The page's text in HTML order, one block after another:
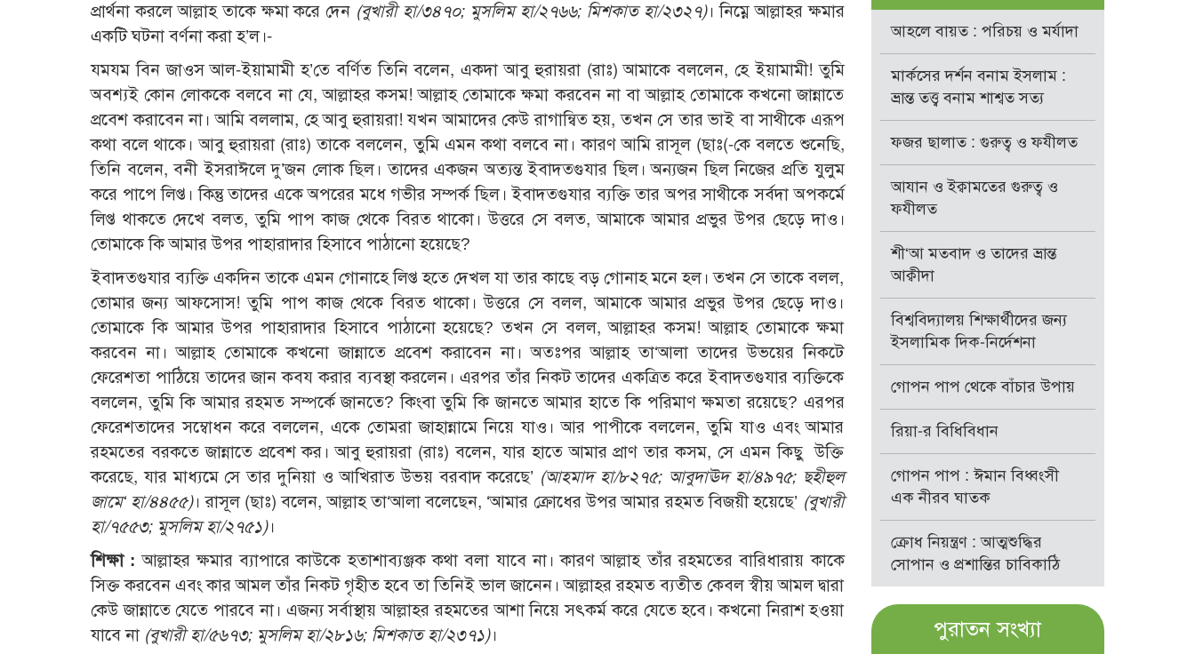
মহিলা অঙ্গন
তারবিয়াত
প্রার্থনা করলে আল্লাহ তাকে ক্ষমা করে দেন (বুখারী হা/৩৪৭০; মুসলিম হা/২৭৬৬; মিশকাত হা/২৩২৭)। নিম্নে আল্লাহর ক্ষমার
একটি ঘটনা বর্ণনা করা হ’ল।-
যমযম বিন জাওস আল-ইয়ামামী হ’তে বর্ণিত তিনি বলেন, একদা আবু হুরায়রা (রাঃ) আমাকে বললেন, হে ইয়ামামী! তুমি
অবশ্যই কোন লোককে বলবে না যে, আল্লাহর কসম! আল্লাহ তোমাকে ক্ষমা করবেন না বা আল্লাহ তোমাকে কখনো জান্নাতে
প্রবেশ করাবেন না। আমি বললাম, হে আবু হুরায়রা! যখন আমাদের কেউ রাগান্বিত হয়, তখন সে তার ভাই বা সাথীকে এরূপ
কথা বলে থাকে। আবু হুরায়রা (রাঃ) তাকে বললেন, তুমি এমন কথা বলবে না। কারণ আমি রাসূল (ছাঃ(-কে বলতে শুনেছি,
তিনি বলেন, বনী ইসরাঈলে দু’জন লোক ছিল। তাদের একজন অত্যন্ত ইবাদতগুযার ছিল। অন্যজন ছিল নিজের প্রতি যুলুম
করে পাপে লিপ্ত। কিন্তু তাদের একে অপরের মধে গভীর সম্পর্ক ছিল। ইবাদতগুযার ব্যক্তি তার অপর সাথীকে সর্বদা অপকর্মে
লিপ্ত থাকতে দেখে বলত, তুমি পাপ কাজ থেকে বিরত থাকো। উত্তরে সে বলত, আমাকে আমার প্রভুর উপর ছেড়ে দাও।
তোমাকে কি আমার উপর পাহারাদার হিসাবে পাঠানো হয়েছে?
ইবাদতগুযার ব্যক্তি একদিন তাকে এমন গোনাহে লিপ্ত হতে দেখল যা তার কাছে বড় গোনাহ মনে হল। তখন সে তাকে বলল,
তোমার জন্য আফসোস! তুমি পাপ কাজ থেকে বিরত থাকো। উত্তরে সে বলল, আমাকে আমার প্রভুর উপর ছেড়ে দাও।
তোমাকে কি আমার উপর পাহারাদার হিসাবে পাঠানো হয়েছে? তখন সে বলল, আল্লাহর কসম! আল্লাহ তোমাকে ক্ষমা
করবেন না। আল্লাহ তোমাকে কখনো জান্নাতে প্রবেশ করাবেন না। অতঃপর আল্লাহ তা‘আলা তাদের উভয়ের নিকটে
ফেরেশতা পাঠিয়ে তাদের জান কবয করার ব্যবস্থা করলেন। এরপর তাঁর নিকট তাদের একত্রিত করে ইবাদতগুযার ব্যক্তিকে
বললেন, তুমি কি আমার রহমত সম্পর্কে জানতে? কিংবা তুমি কি জানতে আমার হাতে কি পরিমাণ ক্ষমতা রয়েছে? এরপর
ফেরেশতাদের সম্বোধন করে বললেন, একে তোমরা জাহান্নামে নিয়ে যাও। আর পাপীকে বললেন, তুমি যাও এবং আমার
রহমতের বরকতে জান্নাতে প্রবেশ কর। আবু হুরায়রা (রাঃ) বলেন, যার হাতে আমার প্রাণ তার কসম, সে এমন কিছু উক্তি
করেছে, যার মাধ্যমে সে তার দুনিয়া ও আখিরাত উভয় বরবাদ করেছে’ (আহমাদ হা/৮২৭৫; আবুদাঊদ হা/৪৯৭৫; ছহীহুল
জামে‘ হা/৪৪৫৫)। রাসূল (ছাঃ) বলেন, আল্লাহ তা‘আলা বলেছেন, ‘আমার ক্রোধের উপর আমার রহমত বিজয়ী হয়েছে’ (বুখারী
হা/৭৫৫৩; মুসলিম হা/২৭৫১)।
শিক্ষা :আল্লাহর ক্ষমার ব্যাপারে কাউকে হতাশাব্যঞ্জক কথা বলা যাবে না। কারণ আল্লাহ তাঁর রহমতের বারিধারায় কাকে
সিক্ত করবেন এবং কার আমল তাঁর নিকট গৃহীত হবে তা তিনিই ভাল জানেন। আল্লাহর রহমত ব্যতীত কেবল স্বীয় আমল দ্বারা
কেউ জান্নাতে যেতে পারবে না। এজন্য সর্বাস্থায় আল্লাহর রহমতের আশা নিয়ে সৎকর্ম করে যেতে হবে। কখনো নিরাশ হওয়া
যাবে না (বুখারী হা/৫৬৭৩; মুসলিম হা/২৮১৬; মিশকাত হা/২৩৭১)।
আহলে বায়ত : পরিচয় ও মর্যাদা
মার্কসের দর্শন বনাম ইসলাম :
ভ্রান্ত তত্ত্ব বনাম শাশ্বত সত্য
ফজর ছালাত : গুরুত্ব ও ফযীলত
আযান ও ইক্বামতের গুরুত্ব ও
ফযীলত
শী‘আ মতবাদ ও তাদের ভ্রান্ত
আক্বীদা
বিশ্ববিদ্যালয় শিক্ষার্থীদের জন্য
ইসলামিক দিক-নির্দেশনা
গোপন পাপ থেকে বাঁচার উপায়
রিয়া-র বিধিবিধান
গোপন পাপ : ঈমান বিধ্বংসী
এক নীরব ঘাতক
ক্রোধ নিয়ন্ত্রণ : আত্মশুদ্ধির
সোপান ও প্রশান্তির চাবিকাঠি
পুরাতন সংখ্যা